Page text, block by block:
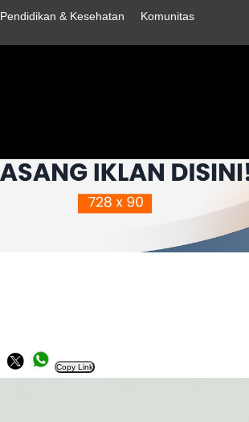
Pendidikan & Kesehatan Komunitas
Copy Link